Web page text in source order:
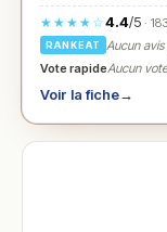
★★★★☆4.4/5·
RANKEAT
Aucun
Vote rapideAucun
Voir la fiche→